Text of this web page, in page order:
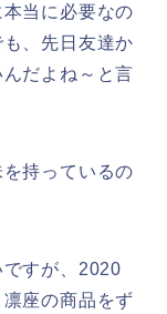
当に必要なの
、先日友達か
だよね～と言
持っているの
すが、2020
座の商品をず